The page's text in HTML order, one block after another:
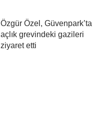
Özgür Özel, Güvenpark’ta
açlık grevindeki gazileri
ziyaret etti